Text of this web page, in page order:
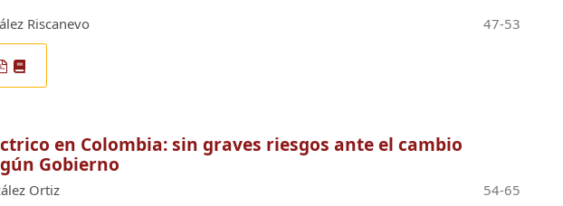
Riscanevo 47-53
en Colombia: sin graves riesgos ante el cambio
Gobierno
Ortiz 54-65